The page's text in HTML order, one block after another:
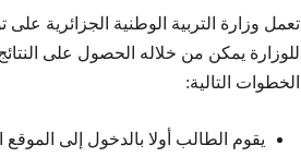
تعمل وزارة التربية الوطنية الجزائرية
للوزارة يمكن من خلاله الحصول على
الخطوات التالية:
يقوم الطالب أولا بالدخول إلى